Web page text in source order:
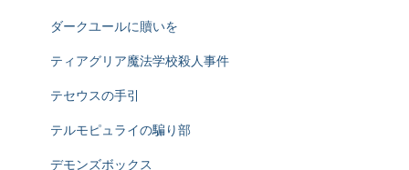
ダークユールに贖いを
ティアグリア魔法学校殺人事件
テセウスの手引
テルモピュライの騙り部
デモンズボックス